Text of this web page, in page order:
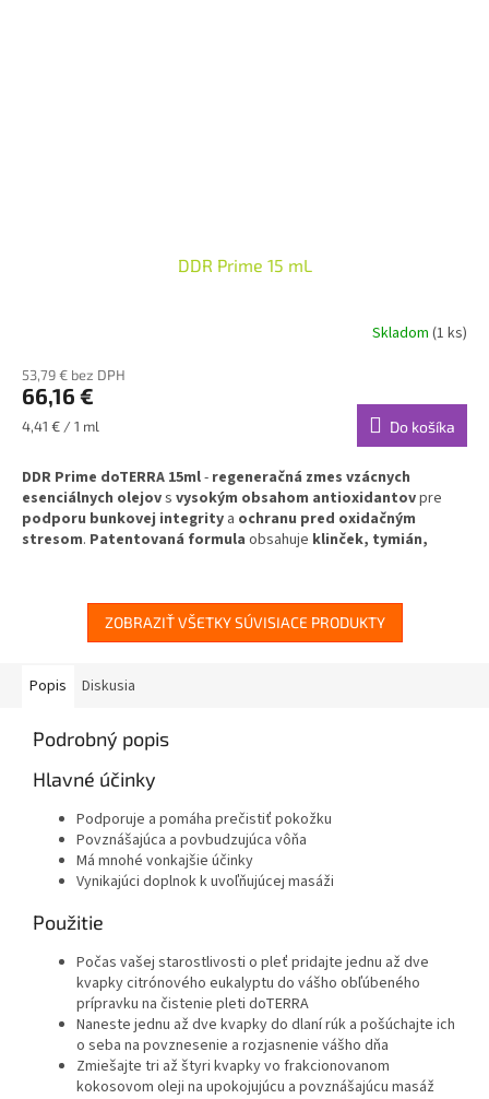
DDR Prime 15 mL
Skladom (1 ks)
53,79 € bez DPH
66,16 €
Jednotková
4,41 € / 1 ml Do košíka
DDR Prime doTERRA 15ml- regeneračná zmes vzácnych
esenciálnych olejovs vysokým obsahom antioxidantovpre
podporu bunkovej integrity a ochranu pred oxidačným
stresom. Patentovaná formula obsahuje klinček, tymián,
Vysoký obsah antioxidantov- klinček, tymián a divoký
vzácnych olejov
✅Patentovaná formula
✅ Versatilné použitie
Váš prémiový spojenec pre bunkovú regeneráciu a antioxidačnú
ochranu!
ZOBRAZIŤ VŠETKY SÚVISIACE PRODUKTY
Popis Diskusia
Podrobný popis
Hlavné účinky
Podporuje a pomáha prečistiť pokožku
Povznášajúca a povbudzujúca vôňa
Má mnohé vonkajšie účinky
Vynikajúci doplnok k uvoľňujúcej masáži
Použitie
Počas vašej starostlivosti o pleť pridajte jednu až dve
kvapky citrónového eukalyptu do vášho obľúbeného
prípravku na čistenie pleti doTERRA
Naneste jednu až dve kvapky do dlaní rúk a pošúchajte ich
o seba na povznesenie a rozjasnenie vášho dňa
Zmiešajte tri až štyri kvapky vo frakcionovanom
kokosovom oleji na upokojujúcu a povznášajúcu masáž